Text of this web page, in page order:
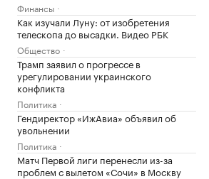
Финансы
Как изучали Луну: от изобретения
телескопа до высадки. Видео РБК
Общество
Трамп заявил о прогрессе в
урегулировании украинского
конфликта
Политика
Гендиректор «ИжАвиа» объявил об
увольнении
Политика
Матч Первой лиги перенесли из-за
проблем с вылетом «Сочи» в Москву